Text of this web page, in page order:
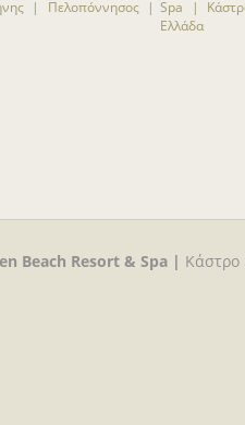
Beach Resort & Spa | Κάστρο